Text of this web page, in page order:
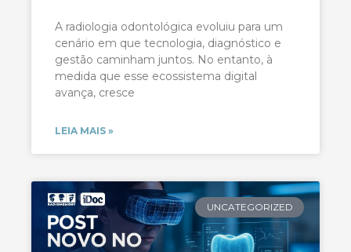
A radiologia odontológica evoluiu para um
cenário em que tecnologia, diagnóstico e
gestão caminham juntos. No entanto, à
medida que esse ecossistema digital
avança, cresce
LEIA MAIS »
UNCATEGORIZED